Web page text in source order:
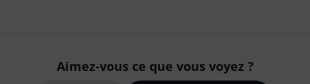
Aimez-vous ce que vous voyez ?